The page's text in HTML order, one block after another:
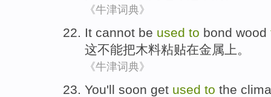
《牛津词典》
It cannot be used to bond wood
这不能把木料粘贴在金属上。
《牛津词典》
You'll soon get used to the